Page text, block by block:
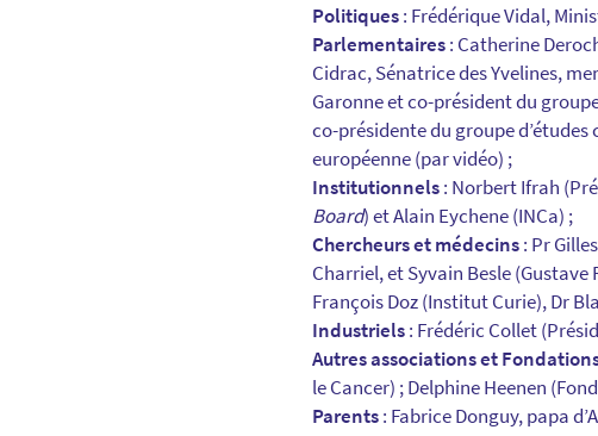
Politiques: Frédérique Vidal,
Parlementaires: Catherine
Cidrac, Sénatrice des Yvelines,
Garonne et co-président du
co-présidente du groupe
européenne (par vidéo) ;
Institutionnels: Norbert Ifrah
Board) et Alain Eychene (INCa) ;
Chercheurs et médecins: Pr
Charriel, et Syvain Besle (Gustave
François Doz (Institut Curie), Dr
Industriels: Frédéric Collet
Autres associations et
le Cancer) ; Delphine Heenen
Parents: Fabrice Donguy, papa